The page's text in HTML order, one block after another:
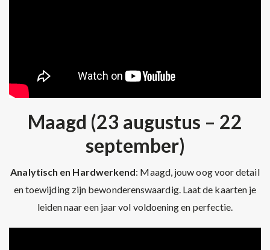
Maagd (23 augustus – 22
september)
Analytisch en Hardwerkend: Maagd, jouw oog voor detail
en toewijding zijn bewonderenswaardig. Laat de kaarten je
leiden naar een jaar vol voldoening en perfectie.